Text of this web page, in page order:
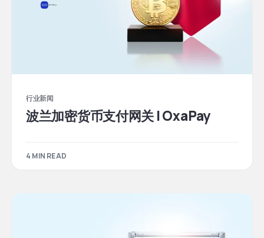
行业新闻
波兰加密货币支付网关 | OxaPay
4 MIN READ